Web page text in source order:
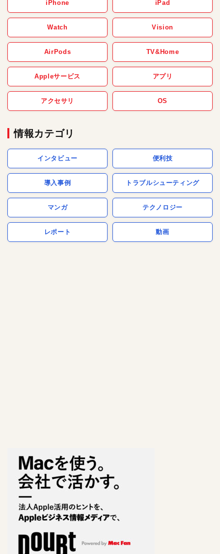
iPhone iPad
Watch Vision
AirPods TV&Home
Appleサービス アプリ
アクセサリ OS
情報カテゴリ
インタビュー 便利技
導入事例 トラブルシューティング
マンガ テクノロジー
レポート 動画